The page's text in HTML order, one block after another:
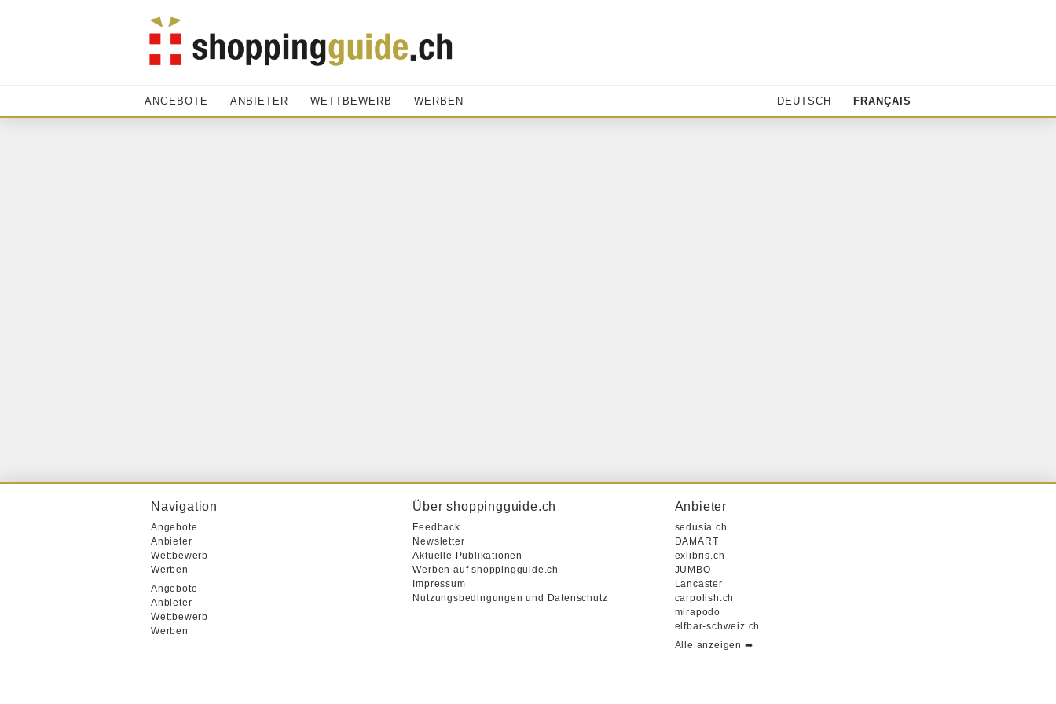
ANGEBOTE ANBIETER WETTBEWERB WERBEN DEUTSCH FRANÇAIS
Navigation
Angebote
Anbieter
Wettbewerb
Werben
Angebote
Anbieter
Wettbewerb
Werben
Über shoppingguide.ch
Feedback
Newsletter
Aktuelle Publikationen
Werben auf shoppingguide.ch
Impressum
Nutzungsbedingungen und Datenschutz
Anbieter
sedusia.ch
DAMART
exlibris.ch
JUMBO
Lancaster
carpolish.ch
mirapodo
elfbar-schweiz.ch
Alle anzeigen ➡︎